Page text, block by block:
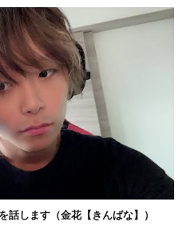
話します（金花【きんばな】）